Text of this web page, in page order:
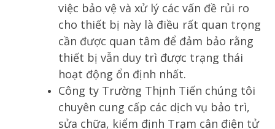
việc bảo vệ và xử lý các vấn đề rủi ro
cho thiết bị này là điều rất quan trọng
cần được quan tâm để đảm bảo rằng
thiết bị vẫn duy trì được trạng thái
hoạt động ổn định nhất.
Công ty Trường Thịnh Tiến chúng tôi
chuyên cung cấp các dịch vụ bảo trì,
sửa chữa, kiểm định Trạm cân điện tử